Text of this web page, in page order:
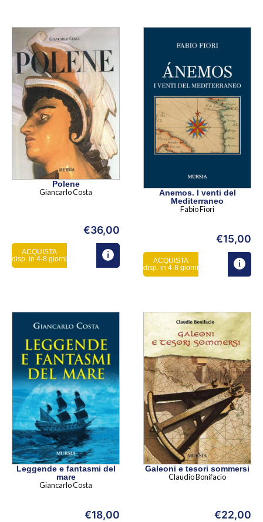
Polene
Giancarlo Costa
€36,00
ACQUISTA
disp. in 4-8 giorni
Anemos. I venti del
Mediterraneo
Fabio Fiori
€15,00
ACQUISTA
disp. in 4-8 giorni
Leggende e fantasmi del
mare
Giancarlo Costa
€18,00
Galeoni e tesori sommersi
Claudio Bonifacio
€22,00